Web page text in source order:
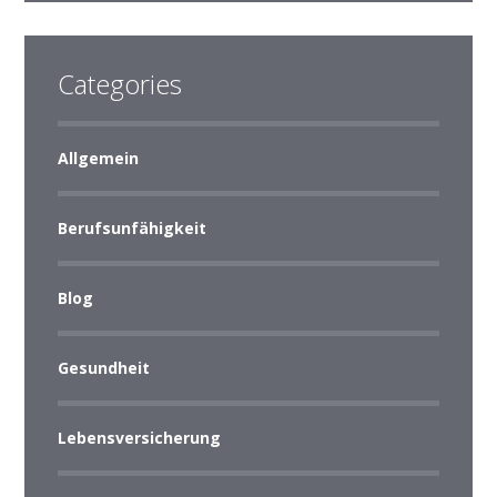
Categories
Allgemein
Berufsunfähigkeit
Blog
Gesundheit
Lebensversicherung